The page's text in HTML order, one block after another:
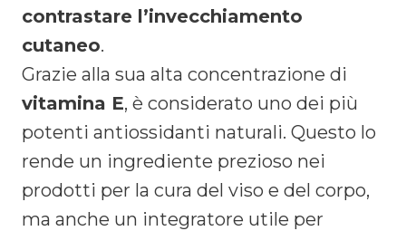
contrastare l’invecchiamento
cutaneo.
Grazie alla sua alta concentrazione di
vitamina E, è considerato uno dei più
potenti antiossidanti naturali. Questo lo
rende un ingrediente prezioso nei
prodotti per la cura del viso e del corpo,
ma anche un integratore utile per